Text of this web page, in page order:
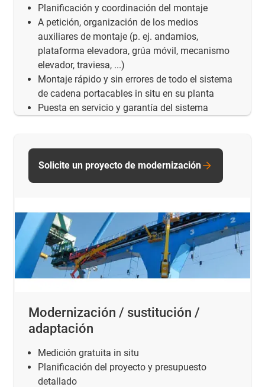
Planificación y coordinación del montaje
A petición, organización de los medios
auxiliares de montaje (p. ej. andamios,
plataforma elevadora, grúa móvil, mecanismo
elevador, traviesa, ...)
Montaje rápido y sin errores de todo el sistema
de cadena portacables in situ en su planta
Puesta en servicio y garantía del sistema
Modernización / sustitución /
adaptación
Medición gratuita in situ
Planificación del proyecto y presupuesto
detallado
Solicite un proyecto de modernización